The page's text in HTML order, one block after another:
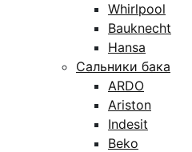
Whirlpool
Bauknecht
Hansa
Сальники бака
ARDO
Ariston
Indesit
Beko